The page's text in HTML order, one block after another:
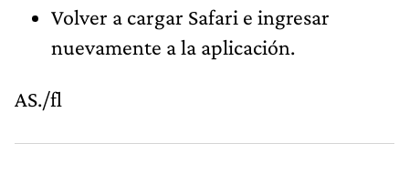
Volver a cargar Safari e ingresar
nuevamente a la aplicación.
AS./fl